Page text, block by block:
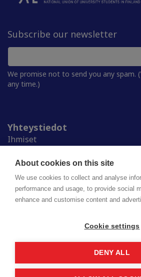
About cookies on this site
We use cookies to collect and analyse
performance and usage, to provide social
enhance and customise content and
Cookie settings
DENY ALL
Subscribe our newsletter
We promise not to send you any spam.
any time.)
Yhteystiedot
Ihmiset
Ylioppilaskunnat
Alumnille
Suomen ylioppilaskuntien liitto
Privacy policy